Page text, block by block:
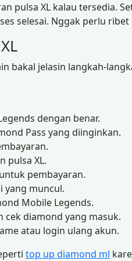
pulsa XL kalau tersedia.
selesai. Nggak perlu
bakal jelasin langkah-
dengan benar.
Pass yang diinginkan.
pulsa XL.
pembayaran.
yang muncul.
Mobile Legends.
cek diamond yang masuk.
atau login ulang akun.
top up diamond ml